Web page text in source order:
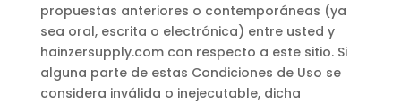
propuestas anteriores o contemporáneas (ya
sea oral, escrita o electrónica) entre usted y
hainzersupply.com con respecto a este sitio. Si
alguna parte de estas Condiciones de Uso se
considera inválida o inejecutable, dicha